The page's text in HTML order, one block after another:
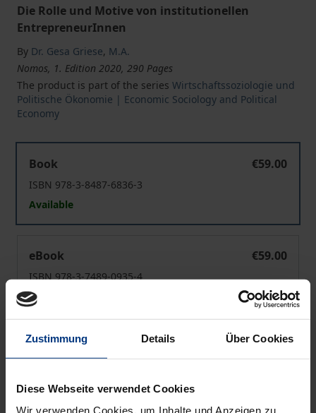
Zustimmung Details Über Cookies
Diese Webseite verwendet Cookies
Wir verwenden Cookies, um Inhalte und Anzeigen zu
Die Rolle und Motive von institutionellen
EntrepreneurInnen
By Dr. Gesa Griese, M.A.
Nomos, 1. Edition 2020, 290 Pages
The product is part of the series Wirtschaftssoziologie und
Politische Ökonomie | Economic Sociology and Political
Economy
Book
€59.00
ISBN 978-3-8487-6836-3
Available
eBook
€59.00
ISBN 978-3-7489-0935-4
Available
Prices include VAT. Depending on the delivery address, VAT
may vary at checkout.